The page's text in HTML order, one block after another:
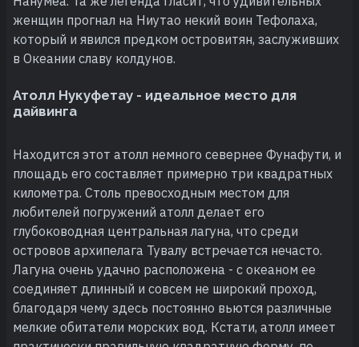
женщин прогнал на Ниутао некий воин Тефолаха,
который и явился предком островитян, заслуживших
в Океании славу колдунов.
Атолл Нукуфетау - идеальное место для
дайвинга
Находится этот атолл немного севернее Фунафути, и
площадь его составляет примерно три квадратных
километра. Столь превосходным местом для
любителей погружений атолл делает его
глубоководная центральная лагуна, что среди
островов архипелага Тувалу встречается нечасто.
Лагуна очень удачно расположена - с океаном ее
соединяет длинный и совсем не широкий проход,
благодаря чему здесь постоянно вьются различные
мелкие обитатели морских вод. Кстати, атолл имеет